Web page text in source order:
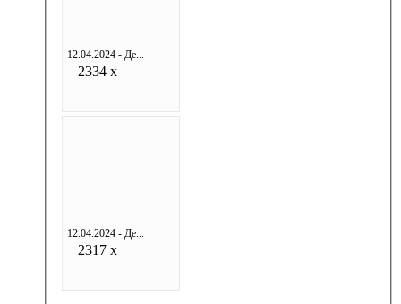
12.04.2024 - Де...
2334 x
12.04.2024 - Де...
2317 x